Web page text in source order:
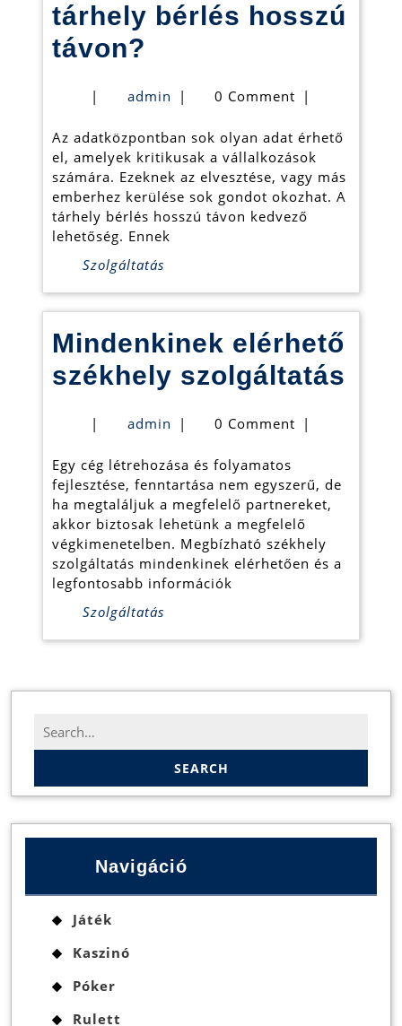
tárhely bérlés hosszú
távon?
tárhely
bérlés
hosszú
távon?
| admin admin
| 0 Comment |
Az adatközpontban sok olyan adat érhető
el, amelyek kritikusak a vállalkozások
számára. Ezeknek az elvesztése, vagy más
emberhez kerülése sok gondot okozhat. A
tárhely bérlés hosszú távon kedvező
lehetőség. Ennek
Szolgáltatás
Mindenkinek elérhető
székhely szolgáltatás
| admin admin
| 0 Comment |
Egy cég létrehozása és folyamatos
fejlesztése, fenntartása nem egyszerű, de
ha megtaláljuk a megfelelő partnereket,
akkor biztosak lehetünk a megfelelő
végkimenetelben. Megbízható székhely
szolgáltatás mindenkinek elérhetően és a
legfontosabb információk
Szolgáltatás
Search
for:
Navigáció
Játék
Kaszinó
Póker
Rulett